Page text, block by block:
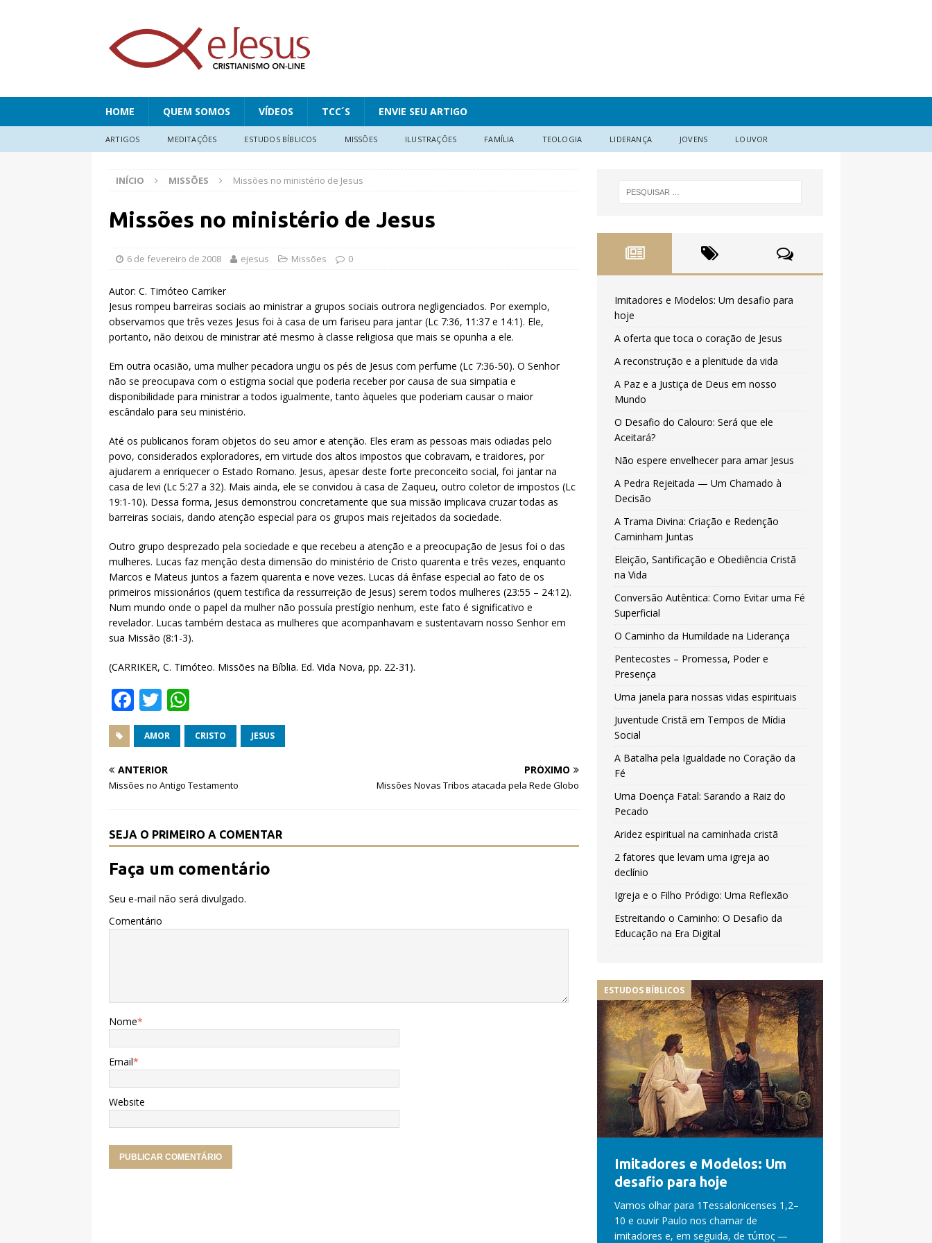
HOME QUEM SOMOS VÍDEOS TCC´S ENVIE SEU ARTIGO
ARTIGOS MEDITAÇÕES ESTUDOS BÍBLICOS MISSÕES ILUSTRAÇÕES FAMÍLIA TEOLOGIA LIDERANÇA JOVENS LOUVOR
INÍCIO MISSÕES Missões no ministério de Jesus
Missões no ministério de Jesus
6 de fevereiro de 2008 ejesus Missões 0
Autor: C. Timóteo Carriker
Jesus rompeu barreiras sociais ao ministrar a grupos sociais outrora negligenciados. Por exemplo,
observamos que três vezes Jesus foi à casa de um fariseu para jantar (Lc 7:36, 11:37 e 14:1). Ele,
portanto, não deixou de ministrar até mesmo à classe religiosa que mais se opunha a ele.
Em outra ocasião, uma mulher pecadora ungiu os pés de Jesus com perfume (Lc 7:36-50). O Senhor
não se preocupava com o estigma social que poderia receber por causa de sua simpatia e
disponibilidade para ministrar a todos igualmente, tanto àqueles que poderiam causar o maior
escândalo para seu ministério.
Até os publicanos foram objetos do seu amor e atenção. Eles eram as pessoas mais odiadas pelo
povo, considerados exploradores, em virtude dos altos impostos que cobravam, e traidores, por
ajudarem a enriquecer o Estado Romano. Jesus, apesar deste forte preconceito social, foi jantar na
casa de levi (Lc 5:27 a 32). Mais ainda, ele se convidou à casa de Zaqueu, outro coletor de impostos (Lc
19:1-10). Dessa forma, Jesus demonstrou concretamente que sua missão implicava cruzar todas as
barreiras sociais, dando atenção especial para os grupos mais rejeitados da sociedade.
Outro grupo desprezado pela sociedade e que recebeu a atenção e a preocupação de Jesus foi o das
mulheres. Lucas faz menção desta dimensão do ministério de Cristo quarenta e três vezes, enquanto
Marcos e Mateus juntos a fazem quarenta e nove vezes. Lucas dá ênfase especial ao fato de os
primeiros missionários (quem testifica da ressurreição de Jesus) serem todos mulheres (23:55 – 24:12).
Num mundo onde o papel da mulher não possuía prestígio nenhum, este fato é significativo e
revelador. Lucas também destaca as mulheres que acompanhavam e sustentavam nosso Senhor em
sua Missão (8:1-3).
(CARRIKER, C. Timóteo. Missões na Bíblia. Ed. Vida Nova, pp. 22-31).
F
a
c
e
b
o
k
T
w
it
te
r
h
at
A
p
AMOR CRISTO JESUS
ANTERIOR
Missões no Antigo Testamento
PRÓXIMO
Missões Novas Tribos atacada pela Rede Globo
SEJA O PRIMEIRO A COMENTAR
Faça um comentário
Seu e-mail não será divulgado.
Comentário
Nome*
Email*
Website
Imitadores e Modelos: Um desafio para
hoje
A oferta que toca o coração de Jesus
A reconstrução e a plenitude da vida
A Paz e a Justiça de Deus em nosso
Mundo
O Desafio do Calouro: Será que ele
Aceitará?
Não espere envelhecer para amar Jesus
A Pedra Rejeitada — Um Chamado à
Decisão
A Trama Divina: Criação e Redenção
Caminham Juntas
Eleição, Santificação e Obediência Cristã
na Vida
Conversão Autêntica: Como Evitar uma Fé
Superficial
O Caminho da Humildade na Liderança
Pentecostes – Promessa, Poder e
Presença
Uma janela para nossas vidas espirituais
Juventude Cristã em Tempos de Mídia
Social
A Batalha pela Igualdade no Coração da
Fé
Uma Doença Fatal: Sarando a Raiz do
Pecado
Aridez espiritual na caminhada cristã
2 fatores que levam uma igreja ao
declínio
Igreja e o Filho Pródigo: Uma Reflexão
Estreitando o Caminho: O Desafio da
Educação na Era Digital
ESTUDOS BÍBLICOS
Imitadores e Modelos: Um
desafio para hoje
Vamos olhar para 1Tessalonicenses 1,2–
10 e ouvir Paulo nos chamar de
imitadores e, em seguida, de τύπος —